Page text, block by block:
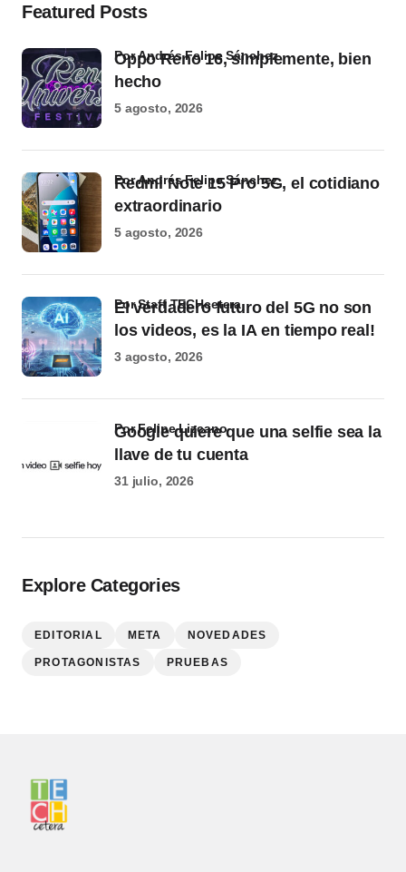
Featured Posts
Oppo Reno 16, simplemente, bien
hecho
por Andrés Felipe Sánchez
5 agosto, 2026
Redmi Note 15 Pro 5G, el cotidiano
extraordinario
por Andrés Felipe Sánchez
5 agosto, 2026
El verdadero futuro del 5G no son
los videos, es la IA en tiempo real!
por Staff TECHcetera
3 agosto, 2026
Google quiere que una selfie sea la
llave de tu cuenta
por Felipe Lizcano
31 julio, 2026
Explore Categories
EDITORIAL META NOVEDADES
PROTAGONISTAS PRUEBAS